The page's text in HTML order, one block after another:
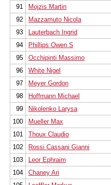
91
Mojzis Martin
92
Mazzamuto Nicola
93
Lauterbach Ingrid
94
Phillips Owen S
95
Occhipinti Massimo
96
White Nigel
97
Meyer Gordon
98
Hoffmann Michael
99
Nikolenko Larysa
100
Mueller Max
101
Thoux Claudio
102
Rossi Cassani Gianni
103
Leor Ephraim
104
Chaney Ari